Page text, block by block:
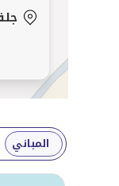
المباني